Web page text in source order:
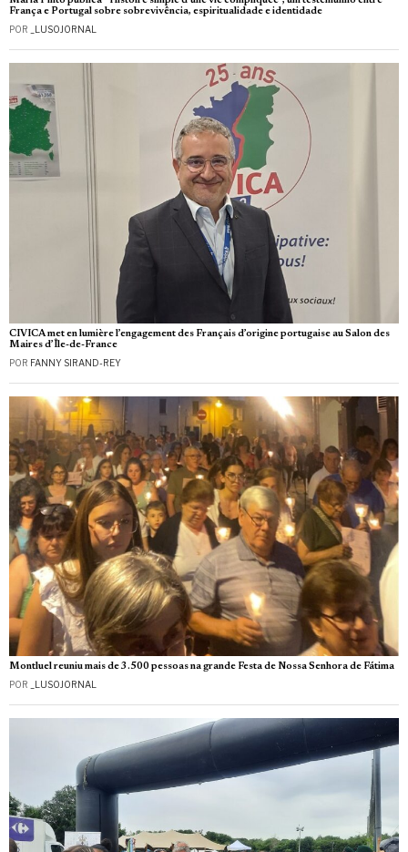
França e Portugal sobre sobrevivência, espiritualidade e identidade
POR _LUSOJORNAL
CIVICA met en lumière l’engagement des Français d’origine portugaise au Salon des
Maires d’Île-de-France
POR FANNY SIRAND-REY
Montluel reuniu mais de 3.500 pessoas na grande Festa de Nossa Senhora de Fátima
POR _LUSOJORNAL